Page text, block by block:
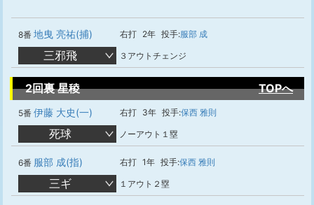
8番 地曳 亮祐(捕) 右打 2年 投手:服部 成
三邪飛 ３アウトチェンジ
2回裏 星稜 TOPへ
5番 伊藤 大史(一) 右打 3年 投手:保西 雅則
死球 ノーアウト１塁
6番 服部 成(指) 右打 1年 投手:保西 雅則
三ギ １アウト２塁